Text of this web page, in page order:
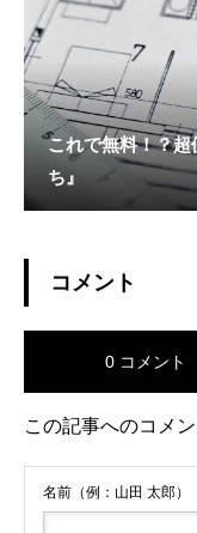
これで無料！？
ち』
コメント
0 コメント
この記事へのコメ
名前（例：山田 太郎）